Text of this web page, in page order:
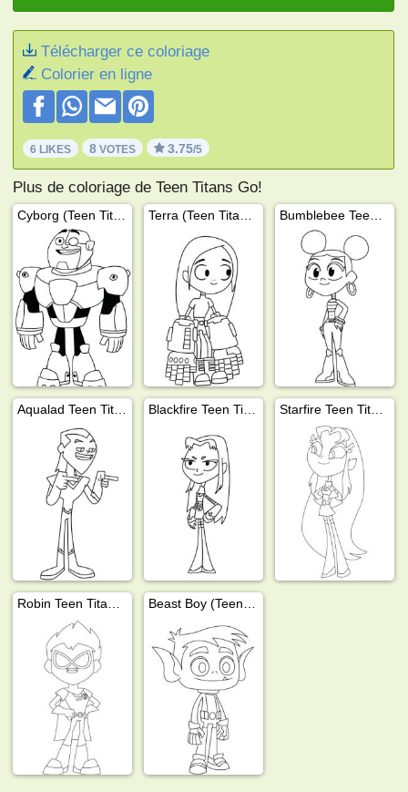
Télécharger ce coloriage
Colorier en ligne
6 LIKES 8 VOTES 3.75/5
Plus de coloriage de Teen Titans Go!